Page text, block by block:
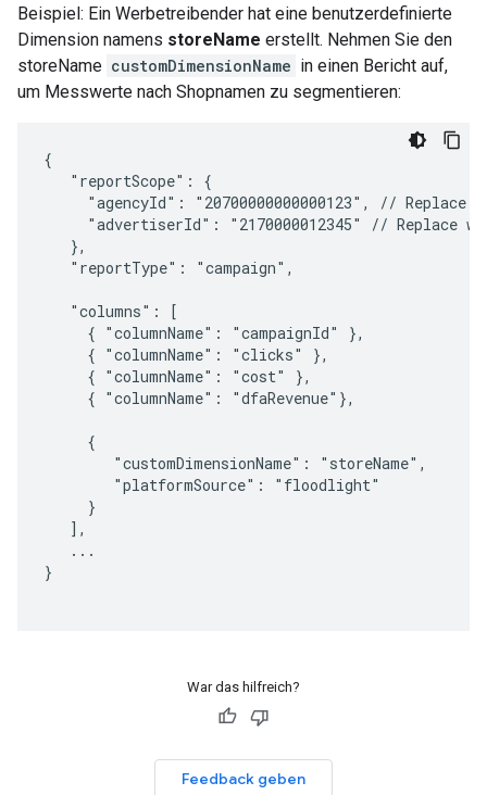
Beispiel: Ein Werbetreibender hat eine benutzerdefinierte
Dimension namens storeName erstellt. Nehmen Sie den
storeName customDimensionName in einen Bericht auf,
um Messwerte nach Shopnamen zu segmentieren:
{
   "reportScope": {
"agencyId": "20700000000000123", // Replace
"advertiserId": "2170000012345" // Replace
   },
   "reportType": "campaign",
   "columns": [
     { "columnName": "campaignId" },
     { "columnName": "clicks" },
     { "columnName": "cost" },
     { "columnName": "dfaRevenue"},
     {
        "customDimensionName": "storeName",
        "platformSource": "floodlight"
     }
   ],
   ...
}
War das hilfreich?
Feedback geben